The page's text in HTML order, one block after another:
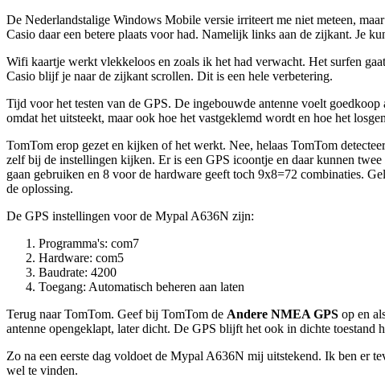
De Nederlandstalige Windows Mobile versie irriteert me niet meteen,
Casio daar een betere plaats voor had. Namelijk links aan de zijkant. Je
Wifi kaartje werkt vlekkeloos en zoals ik het had verwacht. Het surfen
Casio blijf je naar de zijkant scrollen. Dit is een hele verbetering.
Tijd voor het testen van de GPS. De ingebouwde antenne voelt
omdat het uitsteekt, maar ook hoe het vastgeklemd wordt en hoe het
TomTom erop gezet en kijken of het werkt. Nee, helaas TomTom
zelf bij de instellingen kijken. Er is een GPS icoontje en daar kunnen twee
gaan gebruiken en 8 voor de hardware geeft toch 9x8=72 combinaties.
de oplossing.
De GPS instellingen voor de Mypal A636N zijn:
Programma's: com7
Hardware: com5
Baudrate: 4200
Toegang: Automatisch beheren aan laten
Terug naar TomTom. Geef bij TomTom de Andere NMEA GPS op en
antenne opengeklapt, later dicht. De GPS blijft het ook in dichte toestand
Zo na een eerste dag voldoet de Mypal A636N mij uitstekend. Ik ben er
wel te vinden.